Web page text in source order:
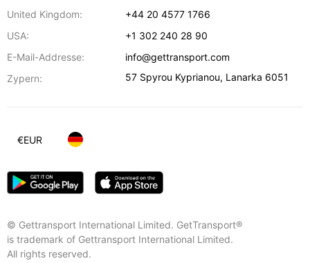
United Kingdom:
+44 20 4577 1766
USA:
+1 302 240 28 90
E-Mail-Addresse:
info@gettransport.com
Zypern:
57 Spyrou Kyprianou, Lanarka 6051
© Gettransport International Limited. GetTransport®
is trademark of Gettransport International Limited.
All rights reserved.
€EUR